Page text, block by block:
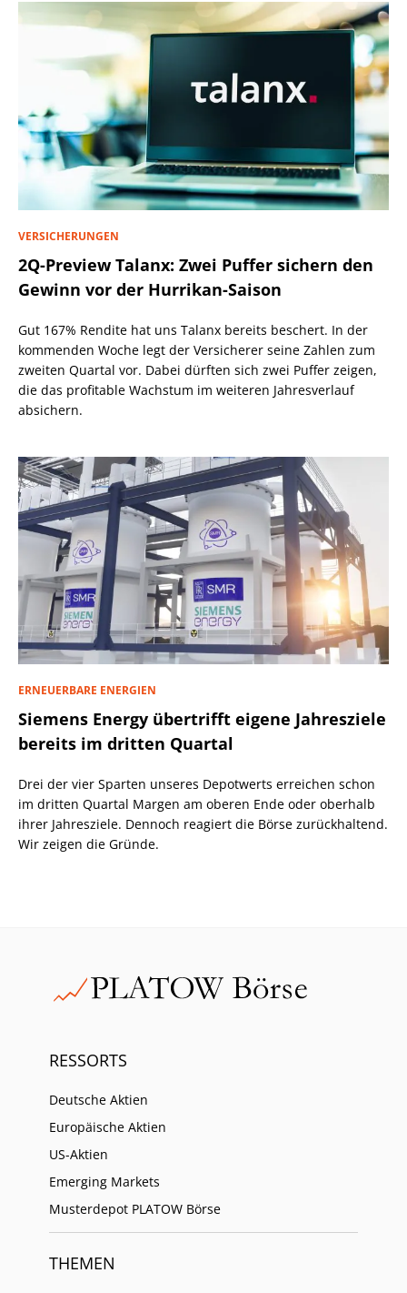
VERSICHERUNGEN
2Q-Preview Talanx: Zwei Puffer sichern den
Gewinn vor der Hurrikan-Saison
Gut 167% Rendite hat uns Talanx bereits beschert. In der
kommenden Woche legt der Versicherer seine Zahlen zum
zweiten Quartal vor. Dabei dürften sich zwei Puffer zeigen,
die das profitable Wachstum im weiteren Jahresverlauf
absichern.
ERNEUERBARE ENERGIEN
Siemens Energy übertrifft eigene Jahresziele
bereits im dritten Quartal
Drei der vier Sparten unseres Depotwerts erreichen schon
im dritten Quartal Margen am oberen Ende oder oberhalb
ihrer Jahresziele. Dennoch reagiert die Börse zurückhaltend.
Wir zeigen die Gründe.
RESSORTS
Deutsche Aktien
Europäische Aktien
US-Aktien
Emerging Markets
Musterdepot PLATOW Börse
THEMEN